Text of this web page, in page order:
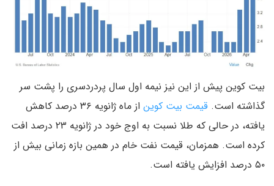
بیت کوین پیش از این نیز نیمه اول سال پردردسری را پشت سر
گذاشته است. قیمت بیت کوین
از ماه ژانویه ۳۶ درصد کاهش
یافته، در حالی که طلا نسبت به اوج خود در ژانویه ۲۳ درصد افت
کرده است. همزمان، قیمت نفت خام در همین بازه زمانی بیش از
۵۰ درصد افزایش یافته است.